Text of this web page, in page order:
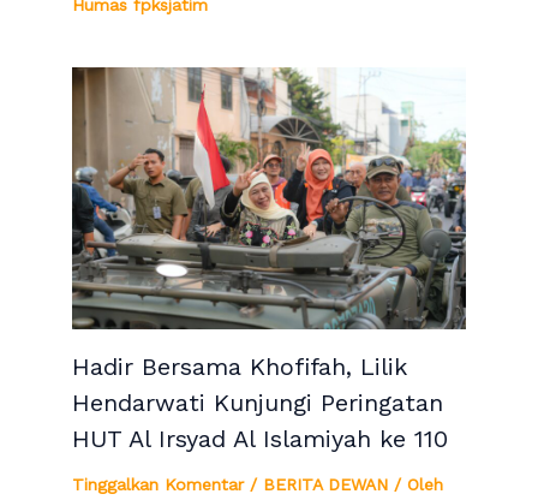
Humas fpksjatim
Hadir Bersama Khofifah, Lilik
Hendarwati Kunjungi Peringatan
HUT Al Irsyad Al Islamiyah ke 110
Tinggalkan Komentar / BERITA DEWAN / Oleh